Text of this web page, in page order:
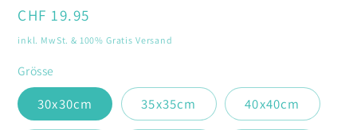
Normaler
Preis
CHF 19.95
inkl. MwSt. & 100% Gratis Versand
Grösse
30x30cm 35x35cm 40x40cm